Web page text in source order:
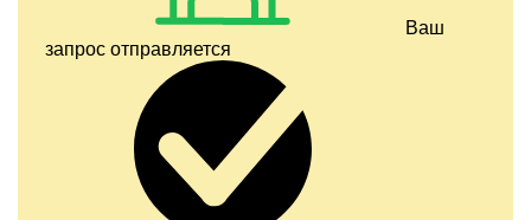
Ваш
запрос отправляется